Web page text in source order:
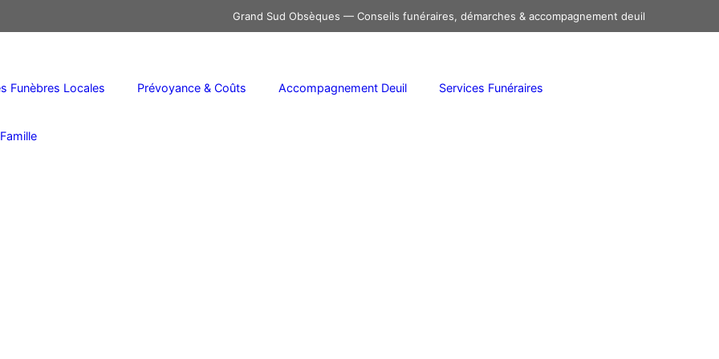
Grand Sud Obsèques — Conseils funéraires, démarches & accompagnement deuil
Funèbres Locales Prévoyance & Coûts Accompagnement Deuil Services Funéraires